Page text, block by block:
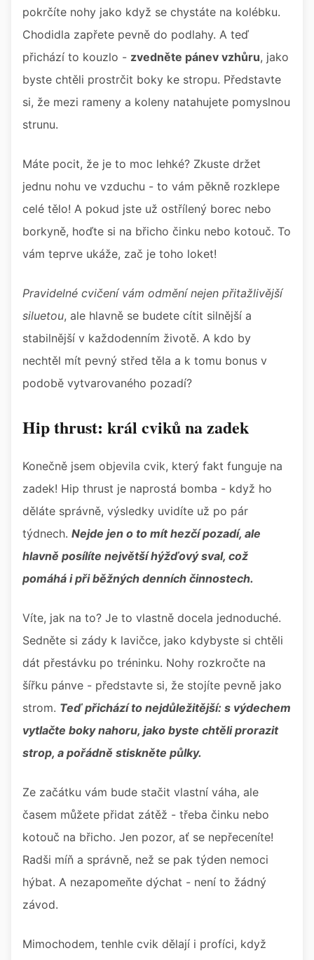
pokrčíte nohy jako když se chystáte na kolébku.
Chodidla zapřete pevně do podlahy. A teď
přichází to kouzlo - zvedněte pánev vzhůru, jako
byste chtěli prostrčit boky ke stropu. Představte
si, že mezi rameny a koleny natahujete pomyslnou
strunu.
Máte pocit, že je to moc lehké? Zkuste držet
jednu nohu ve vzduchu - to vám pěkně rozklepe
celé tělo! A pokud jste už ostřílený borec nebo
borkyně, hoďte si na břicho činku nebo kotouč. To
vám teprve ukáže, zač je toho loket!
Pravidelné cvičení vám odmění nejen přitažlivější
siluetou, ale hlavně se budete cítit silnější a
stabilnější v každodenním životě. A kdo by
nechtěl mít pevný střed těla a k tomu bonus v
podobě vytvarovaného pozadí?
Hip thrust: král cviků na zadek
Konečně jsem objevila cvik, který fakt funguje na
zadek! Hip thrust je naprostá bomba - když ho
děláte správně, výsledky uvidíte už po pár
týdnech. Nejde jen o to mít hezčí pozadí, ale
hlavně posílíte největší hýžďový sval, což
pomáhá i při běžných denních činnostech.
Víte, jak na to? Je to vlastně docela jednoduché.
Sedněte si zády k lavičce, jako kdybyste si chtěli
dát přestávku po tréninku. Nohy rozkročte na
šířku pánve - představte si, že stojíte pevně jako
strom. Teď přichází to nejdůležitější: s výdechem
vytlačte boky nahoru, jako byste chtěli prorazit
strop, a pořádně stiskněte půlky.
Ze začátku vám bude stačit vlastní váha, ale
časem můžete přidat zátěž - třeba činku nebo
kotouč na břicho. Jen pozor, ať se nepřeceníte!
Radši míň a správně, než se pak týden nemoci
hýbat. A nezapomeňte dýchat - není to žádný
závod.
Mimochodem, tenhle cvik dělají i profíci, když